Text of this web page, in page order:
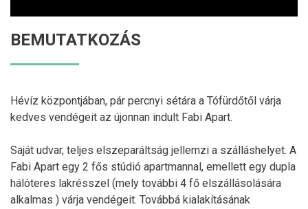
BEMUTATKOZÁS
Hévíz központjában, pár percnyi sétára a Tófürdőtől várja
kedves vendégeit az újonnan indult Fabi Apart.
Saját udvar, teljes elszeparáltság jellemzi a szálláshelyet. A
Fabi Apart egy 2 fős stúdió apartmannal, emellett egy dupla
hálóteres lakrésszel (mely további 4 fő elszállásolására
alkalmas ) várja vendégeit. Továbbá kialakításának